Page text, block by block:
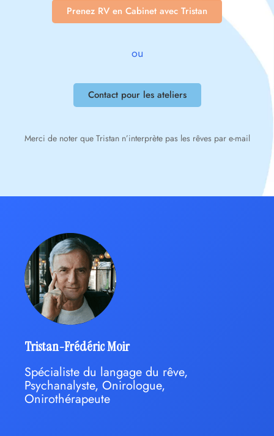
Prenez RV en Cabinet avec Tristan
ou
Contact pour les ateliers
Merci de noter que Tristan n’interprète pas les rêves par e-mail
Tristan-Frédéric Moir
Spécialiste du langage du rêve,
Psychanalyste, Onirologue,
Onirothérapeute